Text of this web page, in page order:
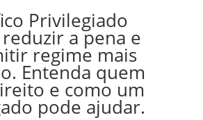
Privilegiado
a pena e
regime mais
Entenda quem
e como um
pode ajudar.